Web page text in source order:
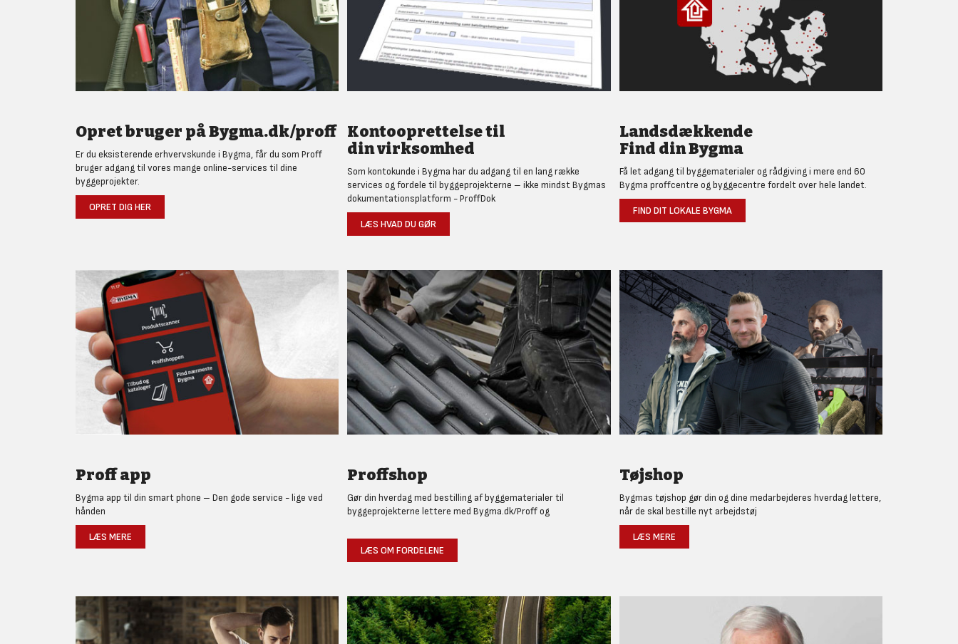
Opret bruger på Bygma.dk/proff
Er du eksisterende erhvervskunde i Bygma, får du som Proff
bruger adgang til vores mange online-services til dine
byggeprojekter.
OPRET DIG HER
Kontooprettelse til
din virksomhed
Som kontokunde i Bygma har du adgang til en lang række
services og fordele til byggeprojekterne – ikke mindst Bygmas
dokumentationsplatform - ProffDok
LÆS HVAD DU GØR
Landsdækkende
Find din Bygma
Få let adgang til byggematerialer og rådgiving i mere end 60
Bygma proffcentre og byggecentre fordelt over hele landet.
FIND DIT LOKALE BYGMA
Proff app
Bygma app til din smart phone – Den gode service - lige ved
hånden
LÆS MERE
Proffshop
Gør din hverdag med bestilling af byggematerialer til
byggeprojekterne lettere med Bygma.dk/Proff og
LÆS OM FORDELENE
Tøjshop
Bygmas tøjshop gør din og dine medarbejderes hverdag lettere,
når de skal bestille nyt arbejdstøj
LÆS MERE